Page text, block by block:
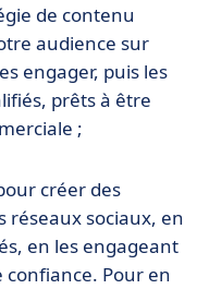
de contenu
audience sur
engager, puis les
prêts à être
;
créer des
réseaux sociaux, en
en les engageant
Pour en